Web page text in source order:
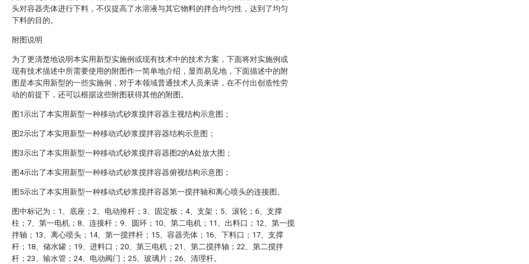
头对容器壳体进行下料，不仅提高了水溶液与其它物料的拌合均匀性，达到了均匀
下料的目的。
附图说明
为了更清楚地说明本实用新型实施例或现有技术中的技术方案，下面将对实施例或
现有技术描述中所需要使用的附图作一简单地介绍，显而易见地，下面描述中的附
图是本实用新型的一些实施例，对于本领域普通技术人员来讲，在不付出创造性劳
动的前提下，还可以根据这些附图获得其他的附图。
图1示出了本实用新型一种移动式砂浆搅拌容器主视结构示意图；
图2示出了本实用新型一种移动式砂浆搅拌容器结构示意图；
图3示出了本实用新型一种移动式砂浆搅拌容器图2的A处放大图；
图4示出了本实用新型一种移动式砂浆搅拌容器俯视结构示意图；
图5示出了本实用新型一种移动式砂浆搅拌容器第一搅拌轴和离心喷头的连接图。
图中标记为：1、底座；2、电动推杆；3、固定板；4、支架；5、滚轮；6、支撑
柱；7、第一电机；8、连接杆；9、圆环；10、第二电机；11、出料口；12、第一搅
拌轴；13、离心喷头；14、第一搅拌杆；15、容器壳体；16、下料口；17、支撑
杆；18、储水罐；19、进料口；20、第三电机；21、第二搅拌轴；22、第二搅拌
杆；23、输水管；24、电动阀门；25、玻璃片；26、清理杆。